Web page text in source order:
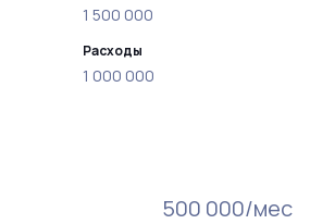
500 000/мес
1 500 000
Расходы
1 000 000